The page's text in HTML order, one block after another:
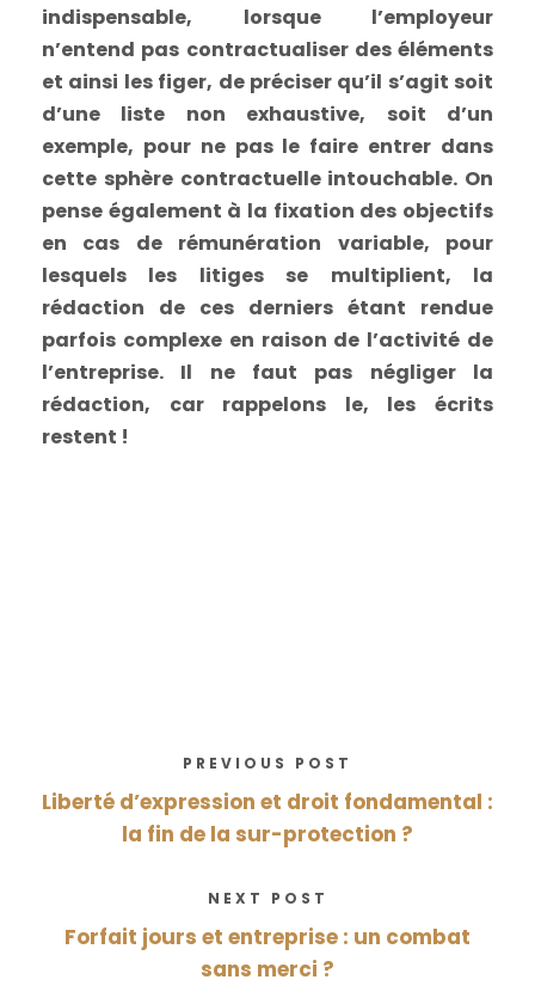
indispensable, lorsque l’employeur
n’entend pas contractualiser des éléments
et ainsi les figer, de préciser qu’il s’agit soit
d’une liste non exhaustive, soit d’un
exemple, pour ne pas le faire entrer dans
cette sphère contractuelle intouchable. On
pense également à la fixation des objectifs
en cas de rémunération variable, pour
lesquels les litiges se multiplient, la
rédaction de ces derniers étant rendue
parfois complexe en raison de l’activité de
l’entreprise. Il ne faut pas négliger la
rédaction, car rappelons le, les écrits
restent !
PREVIOUS POST
Liberté d’expression et droit fondamental :
la fin de la sur-protection ?
NEXT POST
Forfait jours et entreprise : un combat
sans merci ?